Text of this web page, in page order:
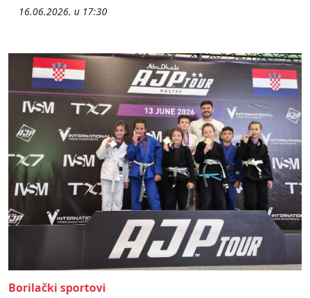
16.06.2026. u 17:30
Borilački sportovi